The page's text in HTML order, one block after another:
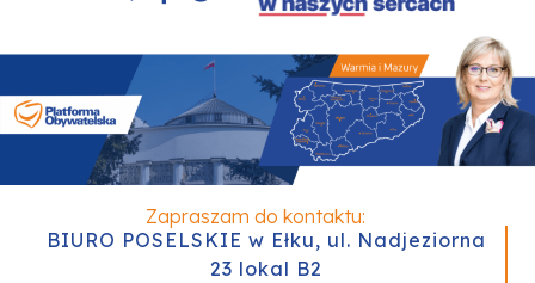
Zapraszam do kontaktu:
BIURO POSELSKIE w Ełku, ul. Nadjeziorna
23 lokal B2